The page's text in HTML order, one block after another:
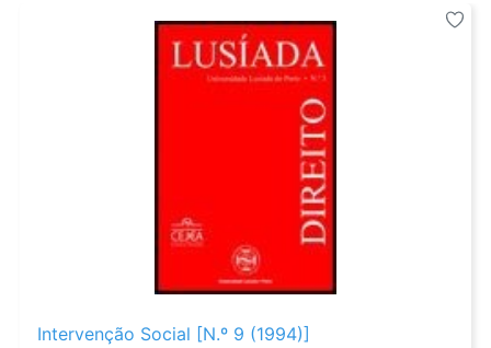
Intervenção Social [N.º 9 (1994)]